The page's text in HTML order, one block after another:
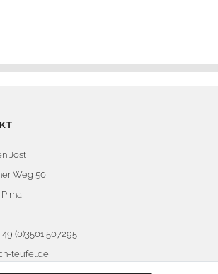
Jost
Weg 50
+49 (0)3501 507295
teufel.de